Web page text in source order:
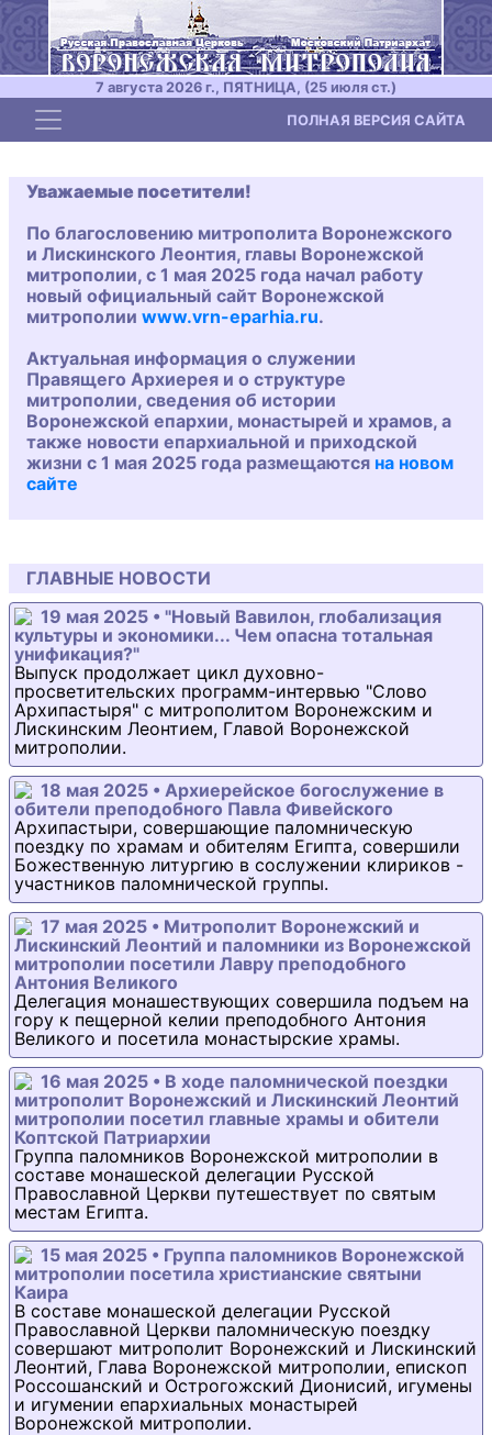
7 августа 2026 г., ПЯТНИЦА, (25 июля ст.)
Toggle navigation ПОЛНАЯ ВЕРСИЯ САЙТА
Уважаемые посетители!
По благословению митрополита Воронежского
и Лискинского Леонтия, главы Воронежской
митрополии, с 1 мая 2025 года начал работу
новый официальный сайт Воронежской
митрополии www.vrn-eparhia.ru.
Актуальная информация о служении
Правящего Архиерея и о структуре
митрополии, сведения об истории
Воронежской епархии, монастырей и храмов, а
также новости епархиальной и приходской
жизни с 1 мая 2025 года размещаются на новом
сайте
ГЛАВНЫЕ НОВОСТИ
19 мая 2025 • "Новый Вавилон, глобализация
культуры и экономики... Чем опасна тотальная
унификация?"
Выпуск продолжает цикл духовно-
просветительских программ-интервью "Слово
Архипастыря" с митрополитом Воронежским и
Лискинским Леонтием, Главой Воронежской
митрополии.
18 мая 2025 • Архиерейское богослужение в
обители преподобного Павла Фивейского
Архипастыри, совершающие паломническую
поездку по храмам и обителям Египта, совершили
Божественную литургию в сослужении клириков -
участников паломнической группы.
17 мая 2025 • Митрополит Воронежский и
Лискинский Леонтий и паломники из Воронежской
митрополии посетили Лавру преподобного
Антония Великого
Делегация монашествующих совершила подъем на
гору к пещерной келии преподобного Антония
Великого и посетила монастырские храмы.
16 мая 2025 • В ходе паломнической поездки
митрополит Воронежский и Лискинский Леонтий
митрополии посетил главные храмы и обители
Коптской Патриархии
Группа паломников Воронежской митрополии в
составе монашеской делегации Русской
Православной Церкви путешествует по святым
местам Египта.
15 мая 2025 • Группа паломников Воронежской
митрополии посетила христианские святыни
Каира
В составе монашеской делегации Русской
Православной Церкви паломническую поездку
совершают митрополит Воронежский и Лискинский
Леонтий, Глава Воронежской митрополии, епископ
Россошанский и Острогожский Дионисий, игумены
и игумении епархиальных монастырей
Воронежской митрополии.